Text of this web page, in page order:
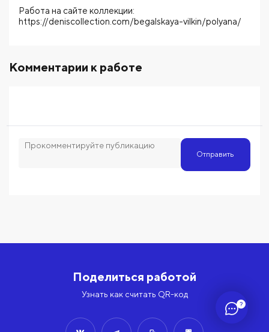
?
Работа на сайте коллекции:
https://deniscollection.com/begalskaya-vilkin/polyana/
Комментарии к работе
Отправить
Поделиться работой
Узнать как считать QR-код